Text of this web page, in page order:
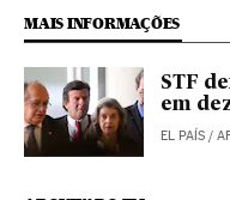
MAIS INFORMAÇÕES
STF
em
EL PAÍS /